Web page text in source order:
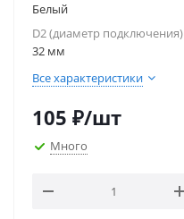
Белый
D2 (диаметр подключения)
32 мм
Все характеристики
105 ₽/шт
Много